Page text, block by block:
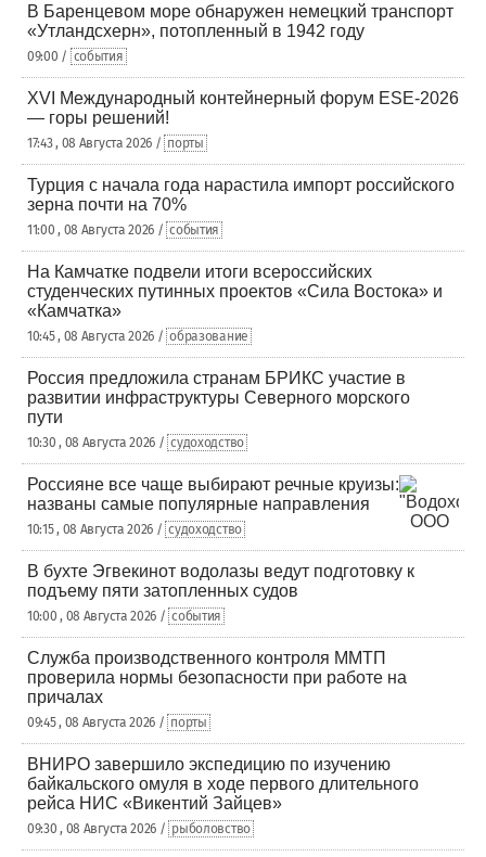
В Баренцевом море обнаружен немецкий транспорт
«Утландсхерн», потопленный в 1942 году
09:00 / события
XVI Международный контейнерный форум ESE-2026
— горы решений!
17:43 , 08 Августа 2026 / порты
Турция с начала года нарастила импорт российского
зерна почти на 70%
11:00 , 08 Августа 2026 / события
На Камчатке подвели итоги всероссийских
студенческих путинных проектов «Сила Востока» и
«Камчатка»
10:45 , 08 Августа 2026 / образование
Россия предложила странам БРИКС участие в
развитии инфраструктуры Северного морского
пути
10:30 , 08 Августа 2026 / судоходство
Россияне все чаще выбирают речные круизы:
названы самые популярные направления
10:15 , 08 Августа 2026 / судоходство
В бухте Эгвекинот водолазы ведут подготовку к
подъему пяти затопленных судов
10:00 , 08 Августа 2026 / события
Служба производственного контроля ММТП
проверила нормы безопасности при работе на
причалах
09:45 , 08 Августа 2026 / порты
ВНИРО завершило экспедицию по изучению
байкальского омуля в ходе первого длительного
рейса НИС «Викентий Зайцев»
09:30 , 08 Августа 2026 / рыболовство